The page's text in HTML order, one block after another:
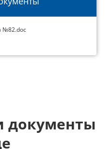
№82.doc
документы